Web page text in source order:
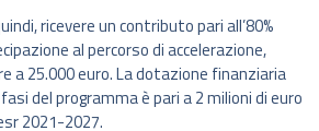
ricevere un contributo pari all’80%
al percorso di accelerazione,
a 25.000 euro. La dotazione finanziaria
del programma è pari a 2 milioni di euro
2021-2027.